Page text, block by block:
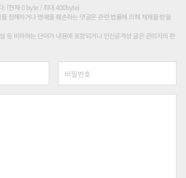
. (현재 0 byte / 최대 400byte)
침해하거나 명예를 훼손하는 댓글은 관련 법률에 의해 제재를 받을
등 비하하는 단어가 내용에 포함되거나 인신공격성 글은 관리자의 판